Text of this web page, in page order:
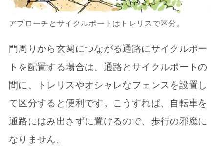
アプローチとサイクルポートはトレリスで区分。
門周りから玄関につながる通路にサイクルポー
トを配置する場合は、通路とサイクルポートの
間に、トレリスやオシャレなフェンスを設置し
て区分すると便利です。こうすれば、自転車を
通路にはみ出さずに置けるので、歩行の邪魔に
なりません。